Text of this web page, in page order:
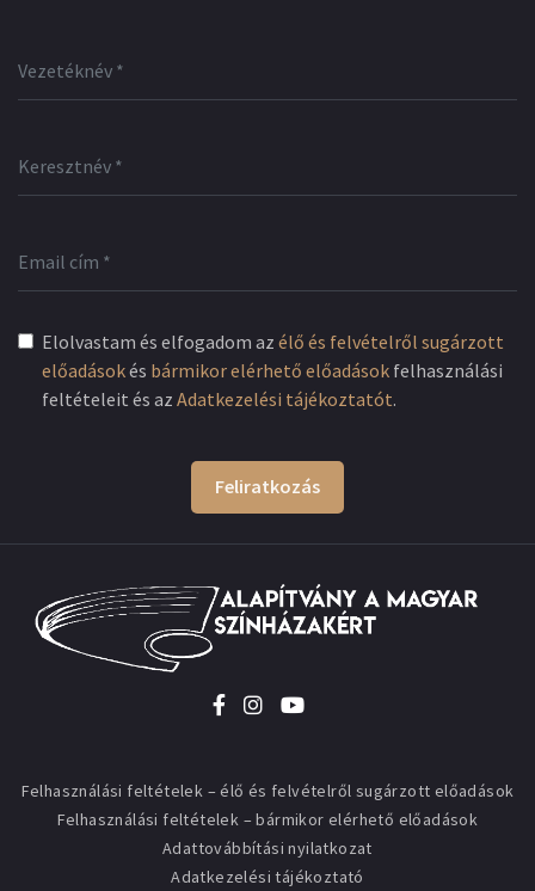
Elolvastam és elfogadom az élő és felvételről sugárzott
előadásokés bármikor elérhető előadások felhasználási
feltételeit és az Adatkezelési tájékoztatót.
Feliratkozás
Felhasználási feltételek – élő és felvételről sugárzott előadások
Felhasználási feltételek – bármikor elérhető előadások
Adattovábbítási nyilatkozat
Adatkezelési tájékoztató